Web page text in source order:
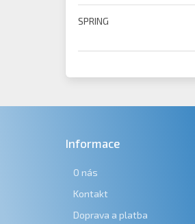
SPRING
Informace
O nás
Kontakt
Doprava a platba